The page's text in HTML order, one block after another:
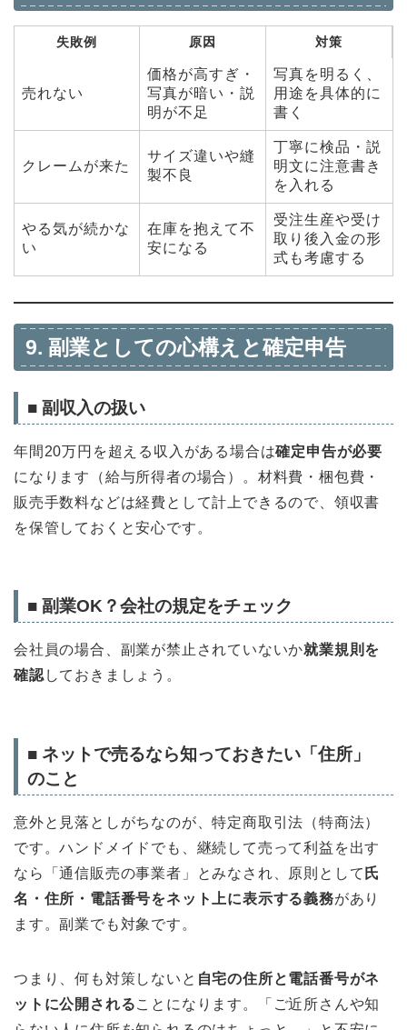
失敗例 原因 対策
売れない
価格が高すぎ・
写真が暗い・説
明が不足
写真を明るく、
用途を具体的に
書く
クレームが来た
サイズ違いや縫
製不良
丁寧に検品・説
明文に注意書き
を入れる
やる気が続かな
い
在庫を抱えて不
安になる
受注生産や受け
取り後入金の形
式も考慮する
9. 副業としての心構えと確定申告
■ 副収入の扱い
年間20万円を超える収入がある場合は確定申告が必要
になります（給与所得者の場合）。材料費・梱包費・
販売手数料などは経費として計上できるので、領収書
を保管しておくと安心です。
■ 副業OK？会社の規定をチェック
会社員の場合、副業が禁止されていないか就業規則を
確認 しておきましょう。
■ ネットで売るなら知っておきたい「住所」
のこと
意外と見落としがちなのが、特定商取引法（特商法）
です。ハンドメイドでも、継続して売って利益を出す
なら「通信販売の事業者」とみなされ、原則として 氏
名・住所・電話番号をネット上に表示する義務があり
ます。副業でも対象です。
つまり、何も対策しないと 自宅の住所と電話番号がネ
ットに公開されることになります。「ご近所さんや知